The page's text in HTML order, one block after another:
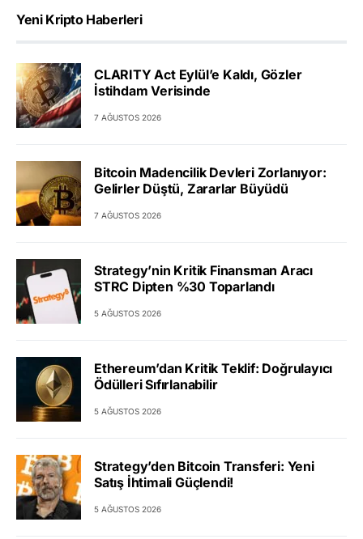
Yeni Kripto Haberleri
CLARITY Act Eylül’e Kaldı, Gözler
İstihdam Verisinde
7 AĞUSTOS 2026
Bitcoin Madencilik Devleri Zorlanıyor:
Gelirler Düştü, Zararlar Büyüdü
7 AĞUSTOS 2026
Strategy’nin Kritik Finansman Aracı
STRC Dipten %30 Toparlandı
5 AĞUSTOS 2026
Ethereum’dan Kritik Teklif: Doğrulayıcı
Ödülleri Sıfırlanabilir
5 AĞUSTOS 2026
Strategy’den Bitcoin Transferi: Yeni
Satış İhtimali Güçlendi!
5 AĞUSTOS 2026